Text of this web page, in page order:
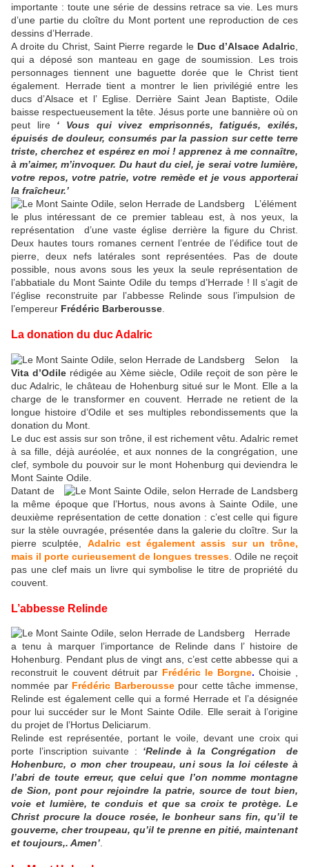
importante : toute une série de dessins retrace sa vie. Les murs
d’une partie du cloître du Mont portent une reproduction de ces
dessins d’Herrade.
A droite du Christ, Saint Pierre regarde le Duc d’Alsace Adalric
qui a déposé son manteau en gage de soumission. Les trois
personnages tiennent une baguette dorée que le Christ tient
également. Herrade tient a montrer le lien privilégié entre les
ducs d’Alsace et l’ Eglise. Derrière Saint Jean Baptiste, Odile
baisse respectueusement la tête. Jésus porte une bannière où on
peut lire ‘ Vous qui vivez emprisonnés, fatigués, exilés,
épuisés de douleur, consumés par la passion sur cette terre
triste, cherchez et espérez en moi ! apprenez à me connaître,
à m’aimer, m’invoquer. Du haut du ciel, je serai votre lumière,
votre repos, votre patrie, votre remède et je vous apporterai
la fraîcheur.’
L’élément
le plus intéressant de ce premier tableau est, à nos yeux, la
représentation d’une vaste église derrière la figure du Christ.
Deux hautes tours romanes cernent l’entrée de l’édifice tout de
pierre, deux nefs latérales sont représentées. Pas de doute
possible, nous avons sous les yeux la seule représentation de
l’abbatiale du Mont Sainte Odile du temps d’Herrade ! Il s’agit de
l’église reconstruite par l’abbesse Relinde sous l’impulsion de
l’empereur Frédéric Barberousse
La donation du duc Adalric
Selon la
Vita d’Odilerédigée au Xème siècle, Odile reçoit de son père le
duc Adalric, le château de Hohenburg situé sur le Mont. Elle a la
charge de le transformer en couvent. Herrade ne retient de la
longue histoire d’Odile et ses multiples rebondissements que la
donation du Mont.
Le duc est assis sur son trône, il est richement vêtu. Adalric remet
à sa fille, déjà auréolée, et aux nonnes de la congrégation, une
clef, symbole du pouvoir sur le mont Hohenburg qui deviendra le
Mont Sainte Odile.
Datant de
la même époque que l’Hortus, nous avons à Sainte Odile, une
deuxième représentation de cette donation : c’est celle qui figure
sur la stèle ouvragée, présentée dans la galerie du cloître. Sur la
pierre sculptée, Adalric est également assis sur un trône,
mais il porte curieusement de longues tresses . Odile ne reçoit
pas une clef mais un livre qui symbolise le titre de propriété du
couvent.
L’abbesse Relinde
Herrade
a tenu à marquer l’importance de Relinde dans l’ histoire de
Hohenburg. Pendant plus de vingt ans, c’est cette abbesse qui a
reconstruit le couvent détruit par Frédéric le Borgne. Choisie ,
nommée par Frédéric Barberoussepour cette tâche immense,
Relinde est également celle qui a formé Herrade et l’a désignée
pour lui succéder sur le Mont Sainte Odile. Elle serait à l’origine
du projet de l’Hortus Deliciarum.
Relinde est représentée, portant le voile, devant une croix qui
porte l’inscription suivante : ‘Relinde à la Congrégation de
Hohenburc, o mon cher troupeau, uni sous la loi céleste à
l’abri de toute erreur, que celui que l’on nomme montagne
de Sion, pont pour rejoindre la patrie, source de tout bien,
voie et lumière, te conduis et que sa croix te protège. Le
Christ procure la douce rosée, le bonheur sans fin, qu’il te
gouverne, cher troupeau, qu’il te prenne en pitié, maintenant
et toujours,. Amen’.